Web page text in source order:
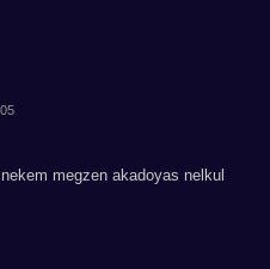
megzen akadoyas nelkul